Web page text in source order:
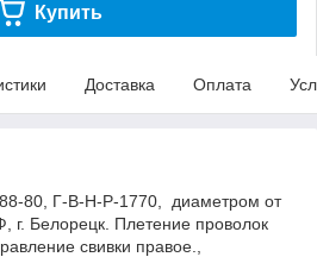
Купить
Доставка Оплата
80, Г-В-Н-Р-1770, диаметром от
Белорецк. Плетение проволок
свивки правое.,